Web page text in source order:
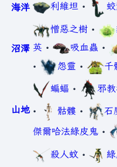
海洋 利維坦 •
沼澤
憎惡之樹 •
英 • 吸血蟲 •
•
怨靈 • 千
山地
蝙蝠 • 邪
• 骷髏 • 石
傑爾哈法綠皮鬼 •
殺人蚊 •